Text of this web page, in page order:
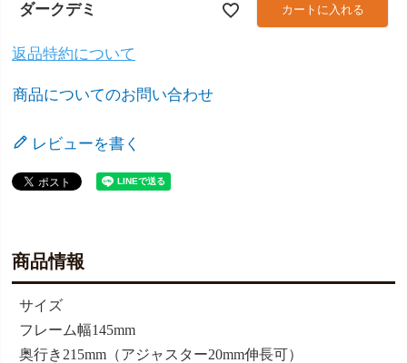
ダークデミ カートに入れる
返品特約について
商品についてのお問い合わせ
レビューを書く
商品情報
サイズ
フレーム幅145mm
奥行き215mm（アジャスター20mm伸長可）